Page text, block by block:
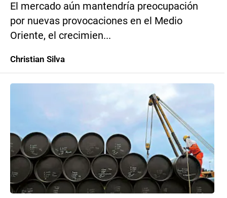
El mercado aún mantendría preocupación
por nuevas provocaciones en el Medio
Oriente, el crecimien...
Christian Silva